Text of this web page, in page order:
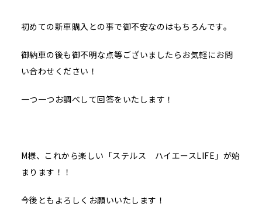
初めての新車購入との事で御不安なのはもちろんです。
御納車の後も御不明な点等ございましたらお気軽にお問
い合わせください！
一つ一つお調べして回答をいたします！
M様、これから楽しい「ステルス ハイエースLIFE」が始
まります！！
今後ともよろしくお願いいたします！